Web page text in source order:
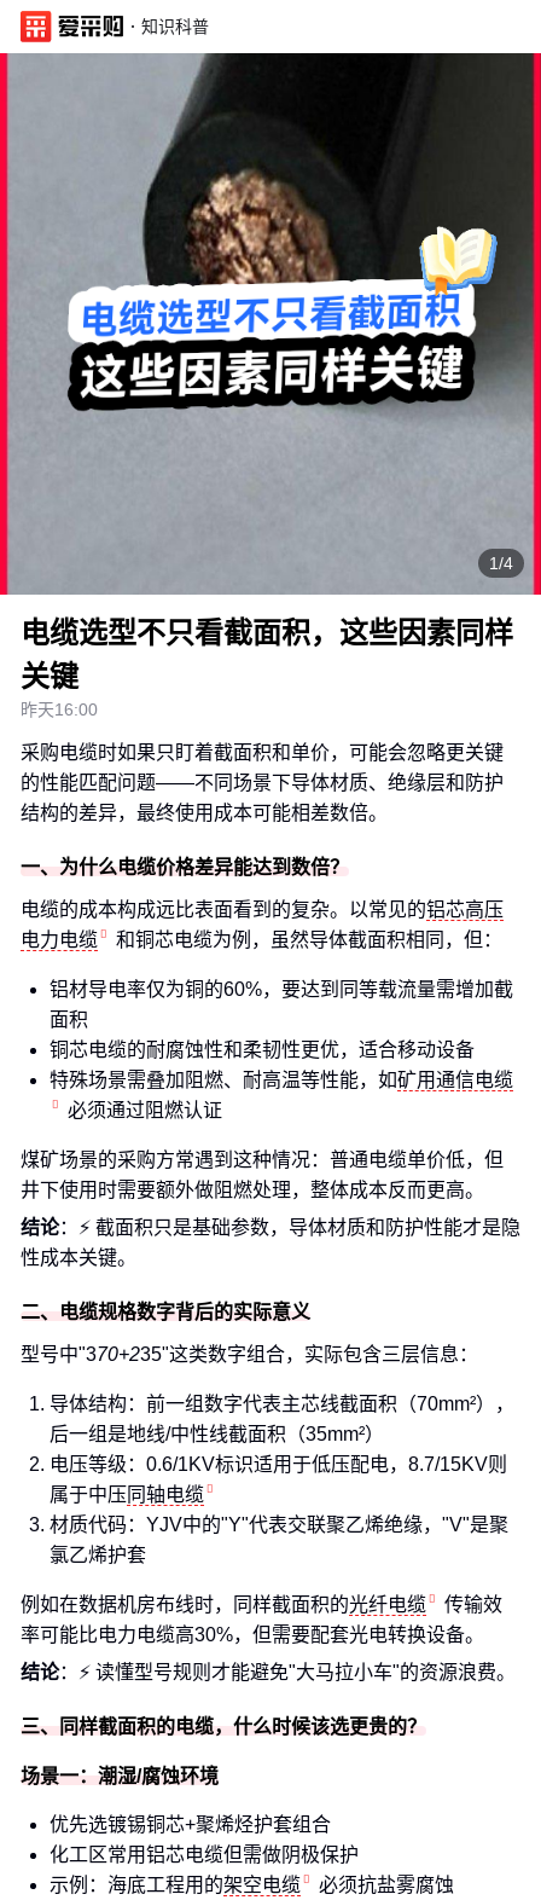
· 知识科普
1/4
电缆选型不只看截面积，这些因素同样
关键
昨天16:00
采购电缆时如果只盯着截面积和单价，可能会忽略更关键
的性能匹配问题——不同场景下导体材质、绝缘层和防护
结构的差异，最终使用成本可能相差数倍。
一、为什么电缆价格差异能达到数倍？
电缆的成本构成远比表面看到的复杂。以常见的铝芯高压
电力电缆
和铜芯电缆为例，虽然导体截面积相同，但：
铝材导电率仅为铜的60%，要达到同等载流量需增加截
面积
铜芯电缆的耐腐蚀性和柔韧性更优，适合移动设备
特殊场景需叠加阻燃、耐高温等性能，如矿用通信电缆
必须通过阻燃认证
煤矿场景的采购方常遇到这种情况：普通电缆单价低，但
井下使用时需要额外做阻燃处理，整体成本反而更高。
结论：⚡️ 截面积只是基础参数，导体材质和防护性能才是隐
性成本关键。
二、电缆规格数字背后的实际意义
型号中"370+235"这类数字组合，实际包含三层信息：
导体结构：前一组数字代表主芯线截面积（70mm²），
后一组是地线/中性线截面积（35mm²）
电压等级：0.6/1KV标识适用于低压配电，8.7/15KV则
属于中压 同轴电缆
材质代码：YJV中的"Y"代表交联聚乙烯绝缘，"V"是聚
氯乙烯护套
例如在数据机房布线时，同样截面积的光纤电缆
传输效
率可能比电力电缆高30%，但需要配套光电转换设备。
结论：⚡️ 读懂型号规则才能避免"大马拉小车"的资源浪费。
三、同样截面积的电缆，什么时候该选更贵的？
场景一：潮湿/腐蚀环境
优先选镀锡铜芯+聚烯烃护套组合
化工区常用铝芯电缆但需做阴极保护
示例：海底工程用的架空电缆 必须抗盐雾腐蚀